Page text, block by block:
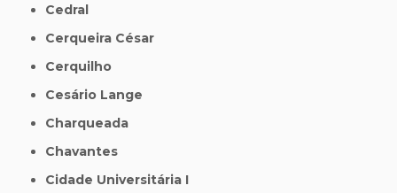
Cedral
Cerqueira César
Cerquilho
Cesário Lange
Charqueada
Chavantes
Cidade Universitária I